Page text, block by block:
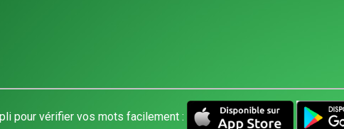
pour vérifier vos mots facilement :